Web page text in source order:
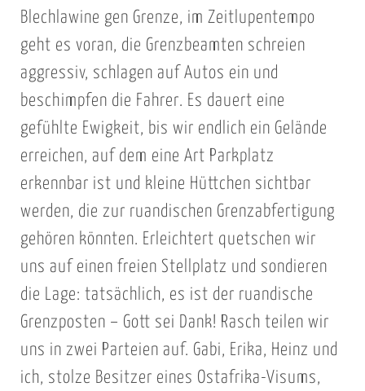
Blechlawine gen Grenze, im Zeitlupentempo
geht es voran, die Grenzbeamten schreien
aggressiv, schlagen auf Autos ein und
beschimpfen die Fahrer. Es dauert eine
gefühlte Ewigkeit, bis wir endlich ein Gelände
erreichen, auf dem eine Art Parkplatz
erkennbar ist und kleine Hüttchen sichtbar
werden, die zur ruandischen Grenzabfertigung
gehören könnten. Erleichtert quetschen wir
uns auf einen freien Stellplatz und sondieren
die Lage: tatsächlich, es ist der ruandische
Grenzposten – Gott sei Dank! Rasch teilen wir
uns in zwei Parteien auf. Gabi, Erika, Heinz und
ich, stolze Besitzer eines Ostafrika-Visums,